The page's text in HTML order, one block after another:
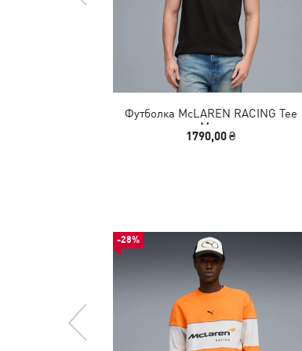
Футболка McLAREN RACING Tee
Men
1790,00 ₴
-28%